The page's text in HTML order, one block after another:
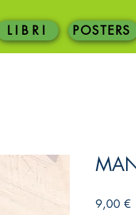
L I B R I POSTERS
9,00 €